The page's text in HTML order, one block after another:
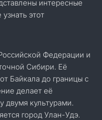
интересные
этот
Федерации и
Сибири. Её
Байкала до границы с
делает её
культурами.
город Улан-Удэ.